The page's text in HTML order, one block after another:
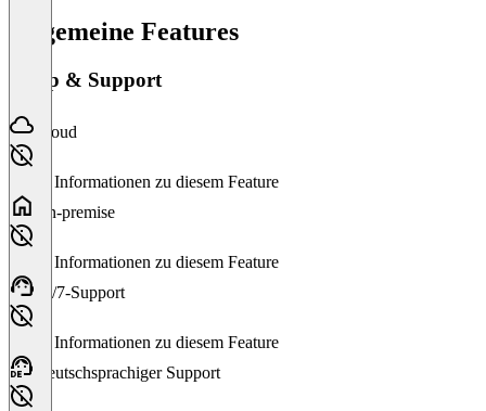
Allgemeine Features
Setup & Support
Cloud
Keine Informationen zu diesem Feature
On-premise
Keine Informationen zu diesem Feature
24/7-Support
Keine Informationen zu diesem Feature
Deutschsprachiger Support